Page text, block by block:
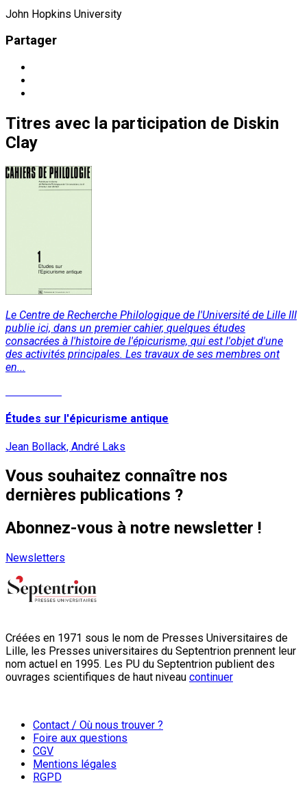
John Hopkins University
Partager
Titres avec la participation de Diskin
Clay
Le Centre de Recherche Philologique de l'Université de Lille III
publie ici, dans un premier cahier, quelques études
consacrées à l'histoire de l'épicurisme, qui est l'objet d'une
des activités principales. Les travaux de ses membres ont
en...
Études sur l'épicurisme antique
Jean Bollack, André Laks
Vous souhaitez connaître nos
dernières publications ?
Abonnez-vous à notre newsletter !
Newsletters
Créées en 1971 sous le nom de Presses Universitaires de
Lille, les Presses universitaires du Septentrion prennent leur
nom actuel en 1995. Les PU du Septentrion publient des
ouvrages scientifiques de haut niveau continuer
Contact / Où nous trouver ?
Foire aux questions
CGV
Mentions légales
RGPD